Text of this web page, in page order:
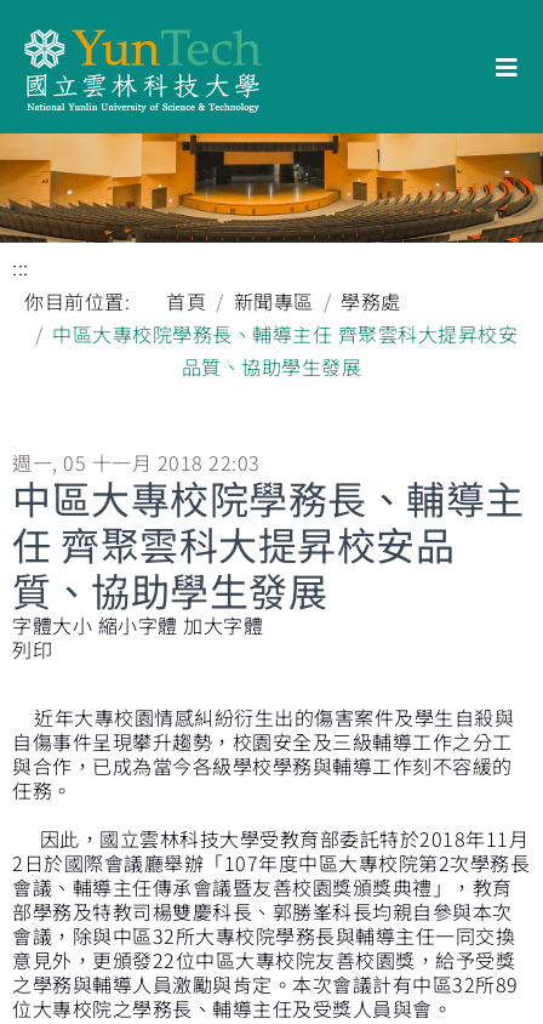
:::
你目前位置:
首頁 新聞專區
學務處
中區大專校院學務長、輔導主任 齊聚雲科大提昇校安
品質、協助學生發展
週一, 05 十一月 2018 22:03
中區大專校院學務長、輔導主
任 齊聚雲科大提昇校安品
質、協助學生發展
字體大小 縮小字體 加大字體
列印
近年大專校園情感糾紛衍生出的傷害案件及學生自殺與
自傷事件呈現攀升趨勢，校園安全及三級輔導工作之分工
與合作，已成為當今各級學校學務與輔導工作刻不容緩的
任務。
因此，國立雲林科技大學受教育部委託特於2018年11月
2日於國際會議廳舉辦「107年度中區大專校院第2次學務長
會議、輔導主任傳承會議暨友善校園獎頒獎典禮」，教育
部學務及特教司楊雙慶科長、郭勝峯科長均親自參與本次
會議，除與中區32所大專校院學務長與輔導主任一同交換
意見外，更頒發22位中區大專校院友善校園獎，給予受獎
之學務與輔導人員激勵與肯定。本次會議計有中區32所89
位大專校院之學務長、輔導主任及受獎人員與會。